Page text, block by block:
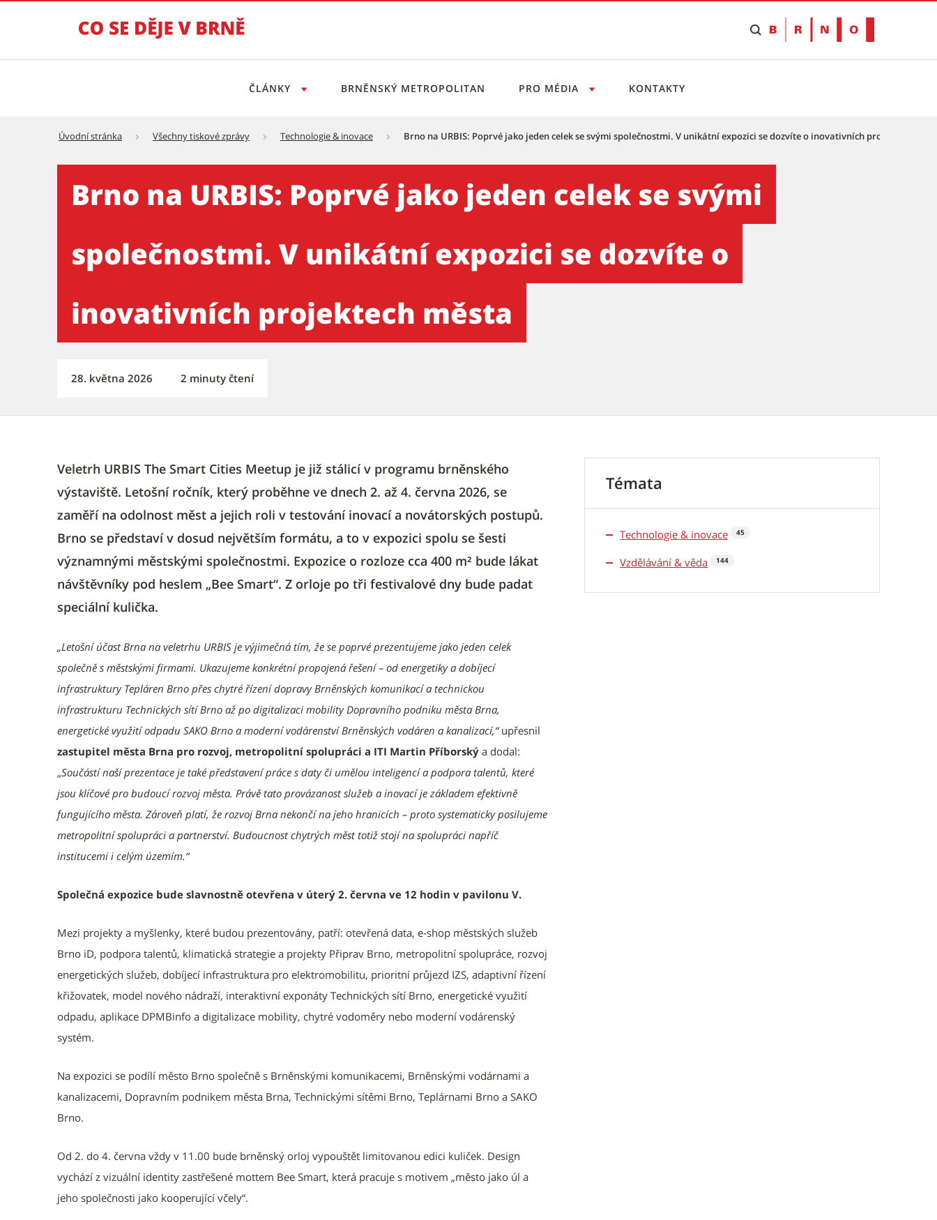
Brno na URBIS: Poprvé jako jeden celek se svými společnostmi. V unikátní
ČLÁNKY BRNĚNSKÝ METROPOLITAN PRO MÉDIA KONTAKTY
Úvodní stránka Všechny tiskové zprávy Technologie & inovace Brno na URBIS: Poprvé jako jeden celek se svými společnostmi. V unikátní expozici se dozvíte o inovativních projektech
Brno na URBIS: Poprvé jako jeden celek se svými
společnostmi. V unikátní expozici se dozvíte o
inovativních projektech města
28. května 2026 2 minuty čtení
Veletrh URBIS The Smart Cities Meetup je již stálicí v programu brněnského
výstaviště. Letošní ročník, který proběhne ve dnech 2. až 4. června 2026, se
zaměří na odolnost měst a jejich roli v testování inovací a novátorských postupů.
Brno se představí v dosud největším formátu, a to v expozici spolu se šesti
významnými městskými společnostmi. Expozice o rozloze cca 400 m² bude lákat
návštěvníky pod heslem „Bee Smart“. Z orloje po tři festivalové dny bude padat
speciální kulička.
„Letošní účast Brna na veletrhu URBIS je výjimečná tím, že se poprvé prezentujeme jako jeden celek
společně s městskými firmami. Ukazujeme konkrétní propojená řešení – od energetiky a dobíjecí
infrastruktury Tepláren Brno přes chytré řízení dopravy Brněnských komunikací a technickou
infrastrukturu Technických sítí Brno až po digitalizaci mobility Dopravního podniku města Brna,
energetické využití odpadu SAKO Brno a moderní vodárenství Brněnských vodáren a kanalizací,“upřesnil
zastupitel města Brna pro rozvoj, metropolitní spolupráci a ITI Martin Příborský a dodal:
„Součástí naší prezentace je také představení práce s daty či umělou inteligencí a podpora talentů, které
jsou klíčové pro budoucí rozvoj města. Právě tato provázanost služeb a inovací je základem efektivně
fungujícího města. Zároveň platí, že rozvoj Brna nekončí na jeho hranicích – proto systematicky posilujeme
metropolitní spolupráci a partnerství. Budoucnost chytrých měst totiž stojí na spolupráci napříč
institucemi i celým územím.“
Společná expozice bude slavnostně otevřena v úterý 2. června ve 12 hodin v pavilonu V.
Mezi projekty a myšlenky, které budou prezentovány, patří: otevřená data, e-shop městských služeb
Brno iD, podpora talentů, klimatická strategie a projekty Připrav Brno, metropolitní spolupráce, rozvoj
energetických služeb, dobíjecí infrastruktura pro elektromobilitu, prioritní průjezd IZS, adaptivní řízení
křižovatek, model nového nádraží, interaktivní exponáty Technických sítí Brno, energetické využití
odpadu, aplikace DPMBinfo a digitalizace mobility, chytré vodoměry nebo moderní vodárenský
systém.
Na expozici se podílí město Brno společně s Brněnskými komunikacemi, Brněnskými vodárnami a
kanalizacemi, Dopravním podnikem města Brna, Technickými sítěmi Brno, Teplárnami Brno a SAKO
Brno.
Od 2. do 4. června vždy v 11.00 bude brněnský orloj vypouštět limitovanou edici kuliček. Design
vychází z vizuální identity zastřešené mottem Bee Smart, která pracuje s motivem „město jako úl a
jeho společnosti jako kooperující včely“.
Témata
Technologie & inovace 45
Vzdělávání & věda 144